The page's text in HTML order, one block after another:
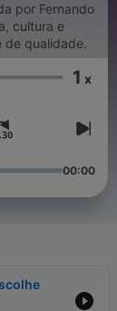
por Fernando
cultura e
de qualidade.
1 x
00:00